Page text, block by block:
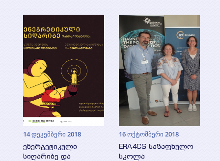
14 დეკემბერი 2018
ენერგეტიკული
სიღარიბე და
16 ოქტომბერი 2018
ERA4CS საზაფხულო
სკოლა